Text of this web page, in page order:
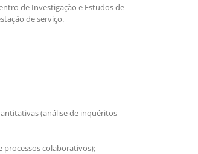
de Investigação e Estudos de
de serviço.
(análise de inquéritos
processos colaborativos);